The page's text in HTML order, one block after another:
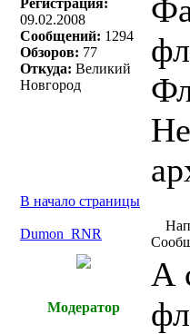
Регистрация:
09.02.2008
Сообщений: 1294
Обзоров: 77
Откуда: Великий
Новгород
В начало страницы
Dumon_RNR
Модератор
А